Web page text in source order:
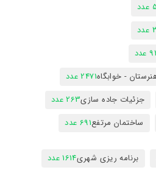
- خوابگاه2471 عدد
جزئیات جاده سازی263 عدد
ساختمان مرتفع691 عدد
برنامه ریزی شهری1614 عدد